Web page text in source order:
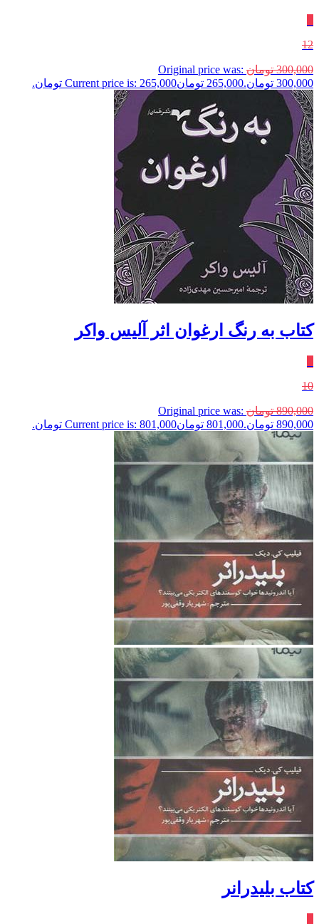
12
300,000 تومان Original price was:
300,000 تومان.
265,000 تومانCurrent price is: 265,000 تومان.
کتاب به رنگ ارغوان اثر آلیس واکر
10
890,000 تومان Original price was:
890,000 تومان.
801,000 تومانCurrent price is: 801,000 تومان.
کتاب بلیدرانر